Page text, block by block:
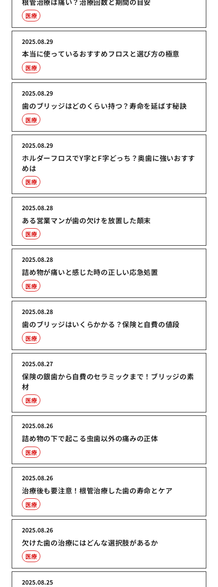
医療
本当に使っているおすすめフロスと選び方の極意
2025.08.29
医療
歯のブリッジはどのくらい持つ？寿命を延ばす秘訣
2025.08.29
医療
ホルダーフロスでY字とF字どっち？奥歯に強いおすす
めは
2025.08.29
医療
ある営業マンが歯の欠けを放置した顛末
2025.08.28
医療
詰め物が痛いと感じた時の正しい応急処置
2025.08.28
医療
歯のブリッジはいくらかかる？保険と自費の値段
2025.08.28
医療
保険の銀歯から自費のセラミックまで！ブリッジの素
材
2025.08.27
医療
詰め物の下で起こる虫歯以外の痛みの正体
2025.08.26
医療
治療後も要注意！根管治療した歯の寿命とケア
2025.08.26
医療
欠けた歯の治療にはどんな選択肢があるか
2025.08.26
医療
2025.08.25